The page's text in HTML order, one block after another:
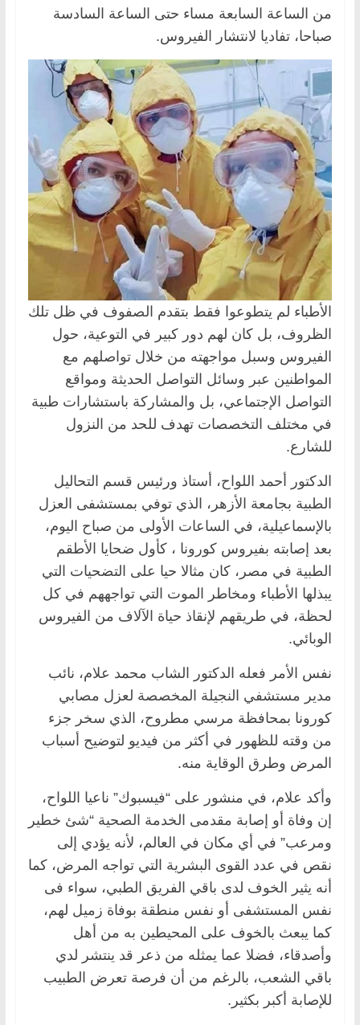
من الساعة السابعة مساء حتى الساعة السادسة
صباحا، تفاديا لانتشار الفيروس.
الأطباء لم يتطوعوا فقط بتقدم الصفوف في ظل تلك
الظروف، بل كان لهم دور كبير في التوعية، حول
الفيروس وسبل مواجهته من خلال تواصلهم مع
المواطنين عبر وسائل التواصل الحديثة ومواقع
التواصل الإجتماعي، بل والمشاركة باستشارات طبية
في مختلف التخصصات تهدف للحد من النزول
للشارع.
الدكتور أحمد اللواح، أستاذ ورئيس قسم التحاليل
الطبية بجامعة الأزهر، الذي توفي بمستشفى العزل
بالإسماعيلية، في الساعات الأولى من صباح اليوم،
بعد إصابته بفيروس كورونا ، كأول ضحايا الأطقم
الطبية في مصر، كان مثالا حيا على التضحيات التي
يبذلها الأطباء ومخاطر الموت التي تواجههم في كل
لحظة، في طريقهم لإنقاذ حياة الآلاف من الفيروس
الوبائي.
نفس الأمر فعله الدكتور الشاب محمد علام، نائب
مدير مستشفي النجيلة المخصصة لعزل مصابي
كورونا بمحافظة مرسي مطروح، الذي سخر جزء
من وقته للظهور في أكثر من فيديو لتوضيح أسباب
المرض وطرق الوقاية منه.
وأكد علام، في منشور على “فيسبوك” ناعيا اللواح،
إن وفاة أو إصابة مقدمى الخدمة الصحية “شئ خطير
ومرعب” في أي مكان في العالم، لأنه يؤدي إلى
نقص في عدد القوى البشرية التي تواجه المرض، كما
أنه يثير الخوف لدى باقي الفريق الطبي، سواء فى
نفس المستشفى أو نفس منطقة بوفاة زميل لهم،
كما يبعث بالخوف على المحيطين به من أهل
وأصدقاء، فضلا عما يمثله من ذعر قد ينتشر لدي
باقي الشعب، بالرغم من أن فرصة تعرض الطبيب
للإصابة أكبر بكثير.